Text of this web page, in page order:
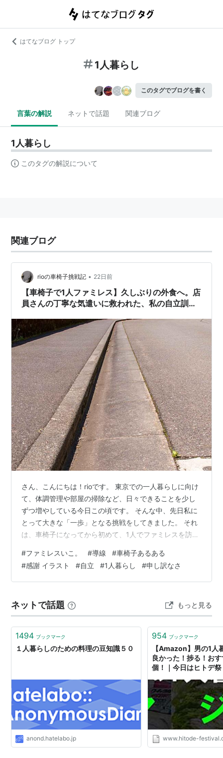
はてなブログ トップ
1人暮らし
このタグでブログを書く
言葉の解説 ネットで話題 関連ブログ
1人暮らし
このタグの解説について
関連ブログ
rioの車椅子挑戦記 • 22日前
【車椅子で1人ファミレス】久しぶりの外食へ。店
員さんの丁寧な気遣いに救われた、私の自立訓練
さん、こんにちは！rioです。 東京での一人暮らしに向け
て、体調管理や部屋の掃除など、日々できることを少し
ずつ増やしている今日この頃です。 そんな中、先日私に
とって大きな「一歩」となる挑戦をしてきました。 それ
は、車椅子になってから初めて、1人でファミレスを訪れ
にふらっと入っていた身近な飲食店。しかし、車椅子生
活になり、外出の回数自体が減ってからは、心理的なハ
ードルがぐっと上がった場所でもありました。 今回は、
った温かい店員さんの対応についてお話しします。 「当
たり前」が「挑戦」に変わるという…
#ファミレスいこ。 #導線 #車椅子あるある
#感謝 イラスト #自立 #1人暮らし #申し訳なさ
ネットで話題 もっと見る
1494 ブックマーク
１人暮らしのための料理の豆知識５０
anond.hatelabo.jp
954 ブックマーク
【Amazon】男の1人
良かった！捗る！お
個！｜今日はヒトデ
www.hitode-